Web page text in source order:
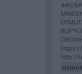
http://